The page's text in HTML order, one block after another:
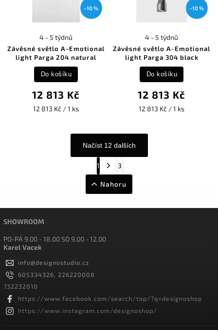
–10 %
Závěsné světlo A-Emotional
light Parga 204 natural
4 - 5 týdnů
12 813 Kč
12 813 Kč / 1 ks
Do košíku
–10 %
Závěsné světlo A-Emotional
light Parga 304 black
4 - 5 týdnů
12 813 Kč
12 813 Kč / 1 ks
Do košíku
Načíst 12 dalších
1 3
Nahoru
SHOWROOM
PO-PÁ 9.00 - 18.00 SO 9.00 - 12.00
Karel Vacek
info@designostudio.cz
605334326, 226220008
732232010
https://www.facebook.com/search/top/?q=designoshop
https://www.instagram.com/designoshop/